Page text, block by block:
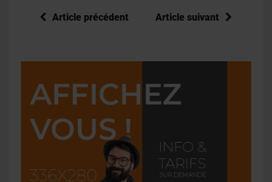
Article précédent Article suivant